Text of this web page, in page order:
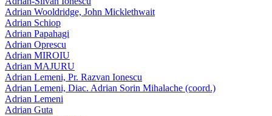
Adrian Wooldridge, John Micklethwait
Adrian Schiop
Adrian Papahagi
Adrian Oprescu
Adrian MIROIU
Adrian MAJURU
Adrian Lemeni, Pr. Razvan Ionescu
Adrian Lemeni, Diac. Adrian Sorin Mihalache (coord.)
Adrian Lemeni
Adrian Guta